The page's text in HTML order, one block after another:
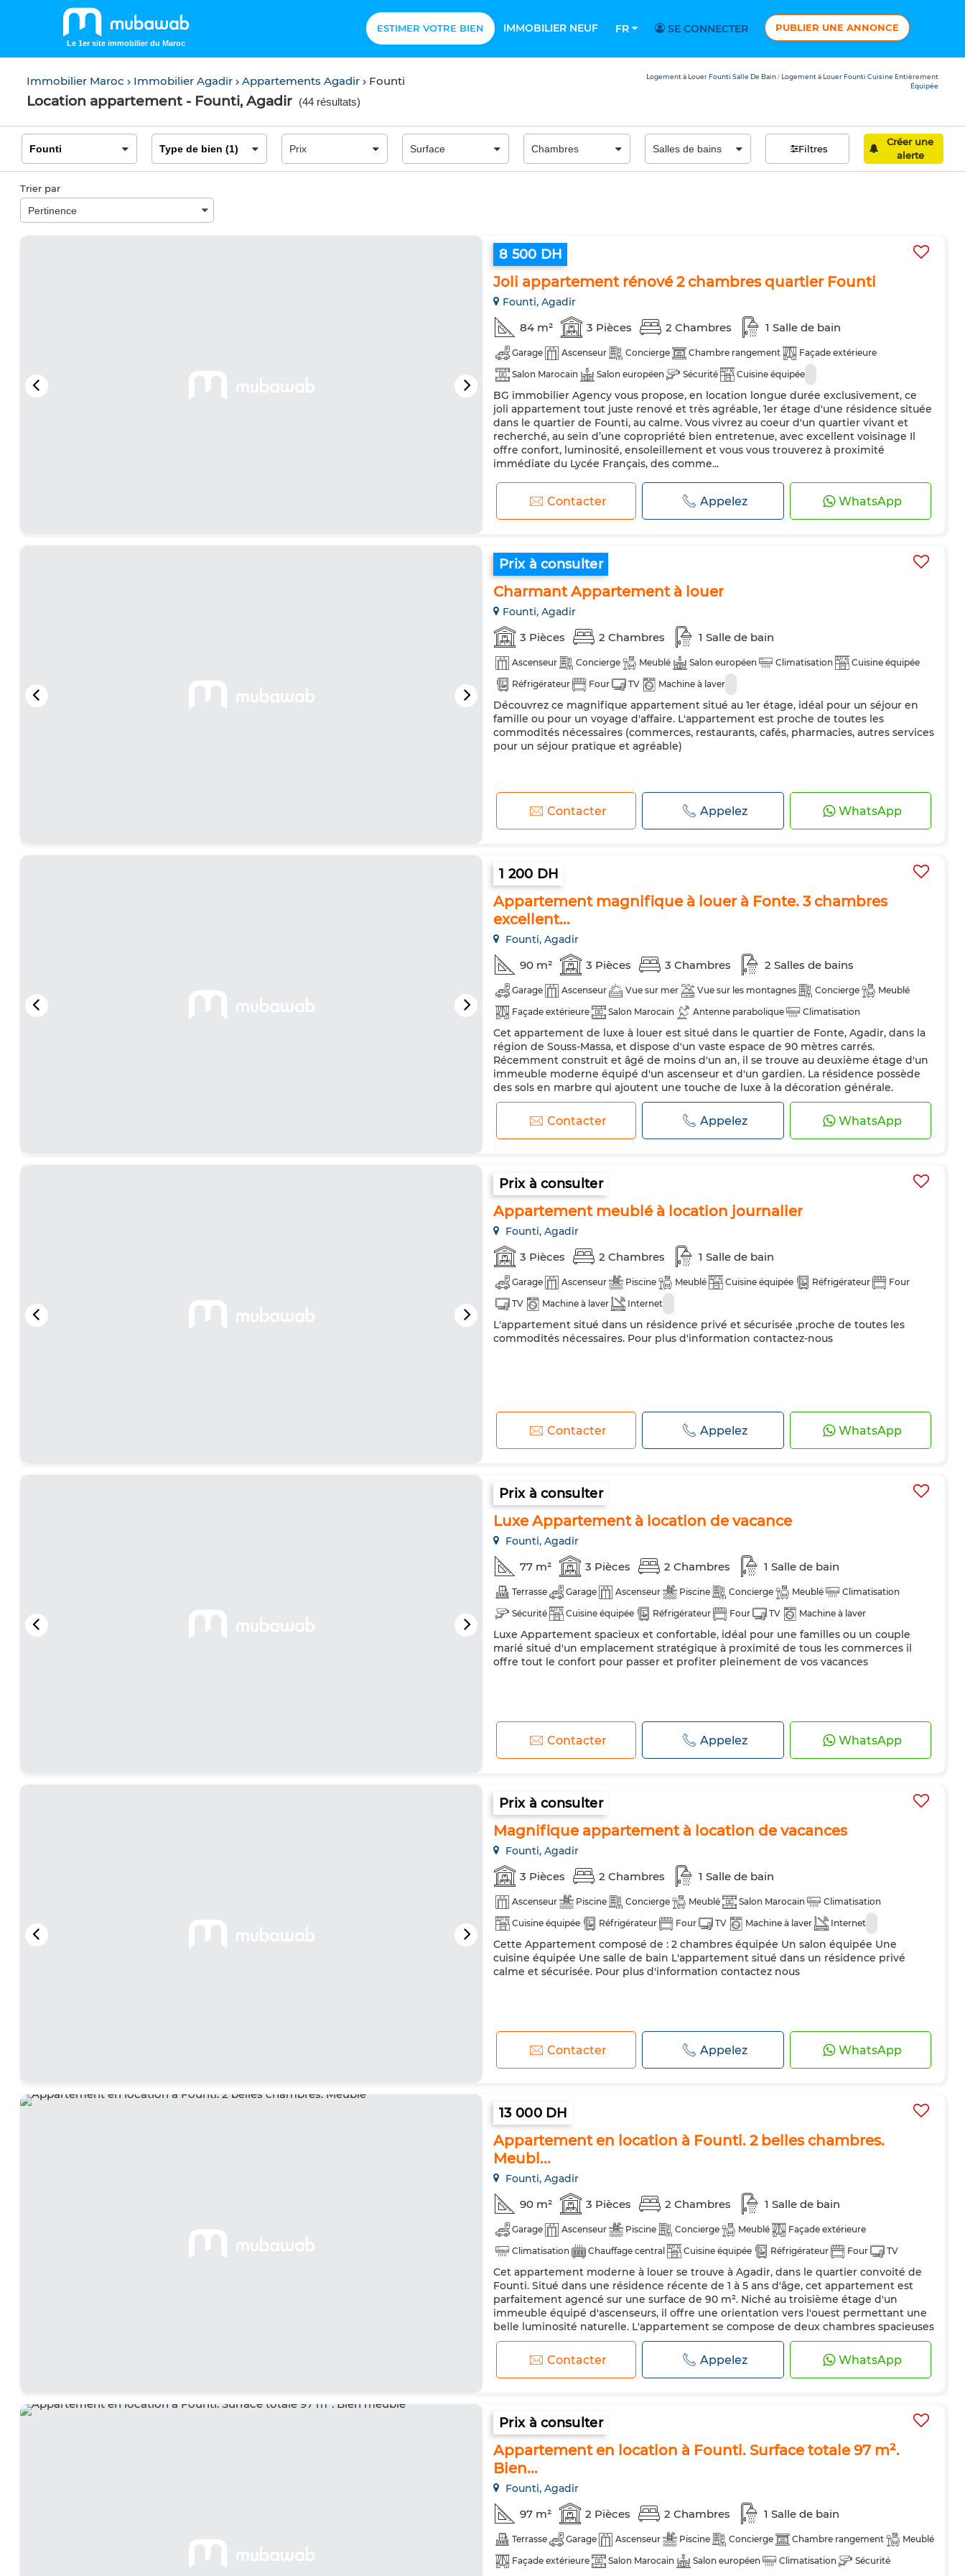
Le 1er site immobilier du Maroc
ESTIMER VOTRE BIEN IMMOBILIER NEUF FR SE CONNECTER PUBLIER UNE ANNONCE
Immobilier Maroc Immobilier Agadir Appartements Agadir Founti
Location appartement - Founti, Agadir (44 résultats)
Logement à Louer Founti Salle De Bain / Logement à Louer Founti Cuisine Entièrement
Équipée
Filtres
Créer une
alerte
Trier par
8 500 DH
Joli appartement rénové 2 chambres quartier Founti
Founti, Agadir
84 m² 3 Pièces 2 Chambres 1 Salle de bain
Garage Ascenseur Concierge Chambre rangement
Façade extérieure
Salon Marocain
Salon européen Sécurité Cuisine équipée
BG immobilier Agency vous propose, en location longue durée exclusivement, ce
joli appartement tout juste renové et très agréable, 1er étage d'une résidence située
dans le quartier de Founti, au calme. Vous vivrez au coeur d'un quartier vivant et
recherché, au sein d’une copropriété bien entretenue, avec excellent voisinage Il
offre confort, luminosité, ensoleillement et vous vous trouverez à proximité
immédiate du Lycée Français, des comme...
Contacter Appelez WhatsApp
Prix à consulter
Charmant Appartement à louer
Founti, Agadir
3 Pièces 2 Chambres 1 Salle de bain
Ascenseur Concierge Meublé Salon européen Climatisation
Cuisine équipée
Réfrigérateur
Four TV Machine à laver
Découvrez ce magnifique appartement situé au 1er étage, idéal pour un séjour en
famille ou pour un voyage d'affaire. L'appartement est proche de toutes les
commodités nécessaires (commerces, restaurants, cafés, pharmacies, autres services
pour un séjour pratique et agréable)
Contacter Appelez WhatsApp
1 200 DH
Appartement magnifique à louer à Fonte. 3 chambres
excellent...
Founti, Agadir
90 m² 3 Pièces 3 Chambres 2 Salles de bains
Garage Ascenseur Vue sur mer Vue sur les montagnes Concierge
Meublé
Façade extérieure
Salon Marocain Antenne parabolique
Climatisation
Double vitrage
Cuisine équipée Réfrigérateur Four TV
Machine à laver
Micro-ondes
Internet Animaux domestiques autorisés
Cet appartement de luxe à louer est situé dans le quartier de Fonte, Agadir, dans la
région de Souss-Massa, et dispose d'un vaste espace de 90 mètres carrés.
Récemment construit et âgé de moins d'un an, il se trouve au deuxième étage d'un
immeuble moderne équipé d'un ascenseur et d'un gardien. La résidence possède
des sols en marbre qui ajoutent une touche de luxe à la décoration générale.
L'appartement offre une vue magnifique sur la mer et les...
Contacter Appelez WhatsApp
Prix à consulter
Appartement meublé à location journalier
Founti, Agadir
3 Pièces 2 Chambres 1 Salle de bain
Garage Ascenseur Piscine Meublé Cuisine équipée Réfrigérateur
Four
TV
Machine à laver Internet
L'appartement situé dans un résidence privé et sécurisée ,proche de toutes les
commodités nécessaires. Pour plus d'information contactez-nous
Contacter Appelez WhatsApp
Prix à consulter
Luxe Appartement à location de vacance
Founti, Agadir
77 m² 3 Pièces 2 Chambres 1 Salle de bain
Terrasse Garage Ascenseur Piscine Concierge Meublé
Climatisation
Sécurité
Cuisine équipée Réfrigérateur Four TV
Machine à laver
Micro-ondes
Internet
Luxe Appartement spacieux et confortable, idéal pour une familles ou un couple
marié situé d'un emplacement stratégique à proximité de tous les commerces il
offre tout le confort pour passer et profiter pleinement de vos vacances
Contacter Appelez WhatsApp
Prix à consulter
Magnifique appartement à location de vacances
Founti, Agadir
3 Pièces 2 Chambres 1 Salle de bain
Ascenseur Piscine Concierge Meublé Salon Marocain
Climatisation
Cuisine équipée
Réfrigérateur Four TV Machine à laver Internet
Cette Appartement composé de : 2 chambres équipée Un salon équipée Une
cuisine équipée Une salle de bain L'appartement situé dans un résidence privé
calme et sécurisée. Pour plus d'information contactez nous
Contacter Appelez WhatsApp
13 000 DH
Appartement en location à Founti. 2 belles chambres.
Meubl...
Founti, Agadir
90 m² 3 Pièces 2 Chambres 1 Salle de bain
Garage Ascenseur Piscine Concierge Meublé
Façade extérieure
Climatisation
Chauffage central Cuisine équipée Réfrigérateur Four
TV
Machine à laver
Micro-ondes Internet
Cet appartement moderne à louer se trouve à Agadir, dans le quartier convoité de
Founti. Situé dans une résidence récente de 1 à 5 ans d'âge, cet appartement est
parfaitement agencé sur une surface de 90 m². Niché au troisième étage d'un
immeuble équipé d'ascenseurs, il offre une orientation vers l'ouest permettant une
belle luminosité naturelle. L'appartement se compose de deux chambres spacieuses
et d'une salle de bain bien aménagée. Le sol en...
Contacter Appelez WhatsApp
Prix à consulter
Appartement en location à Founti. Surface totale 97 m².
Bien...
Founti, Agadir
97 m² 2 Pièces 2 Chambres 1 Salle de bain
Terrasse Garage Ascenseur Piscine Concierge Chambre rangement
Meublé
Façade extérieure
Salon Marocain Salon européen Climatisation Sécurité